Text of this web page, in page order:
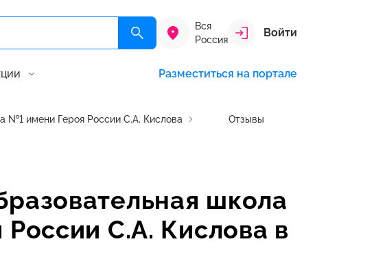
Вся
Россия
Войти
Разместиться на портале
№1 имени Героя России С.А. Кислова Отзывы
школа
С.А. Кислова в